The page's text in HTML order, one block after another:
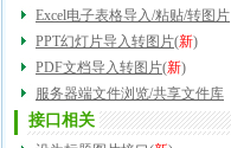
Excel电子表格导入/粘贴/转图片
PPT幻灯片导入转图片(新)
PDF文档导入转图片(新)
服务器端文件浏览/共享文件库
接口相关